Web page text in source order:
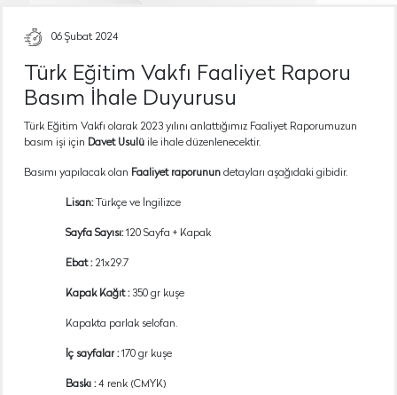
06 Şubat 2024
Türk Eğitim Vakfı Faaliyet Raporu
Basım İhale Duyurusu
Türk Eğitim Vakfı olarak 2023 yılını anlattığımız Faaliyet Raporumuzun
basım işi için Davet Usulü ile ihale düzenlenecektir.
Basımı yapılacak olan Faaliyet raporunun detayları aşağıdaki gibidir.
Lisan: Türkçe ve İngilizce
Sayfa Sayısı:120 Sayfa + Kapak
Ebat :21x29.7
Kapak Kağıt :350 gr kuşe
Kapakta parlak selofan.
İç sayfalar :170 gr kuşe
Baskı :4 renk (CMYK)